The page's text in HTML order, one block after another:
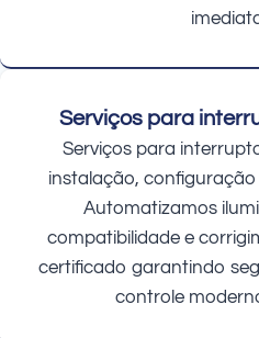
Serviços para
Serviços para
instalação,
Automatizamos
compatibilidade e
certificado garantindo
controle